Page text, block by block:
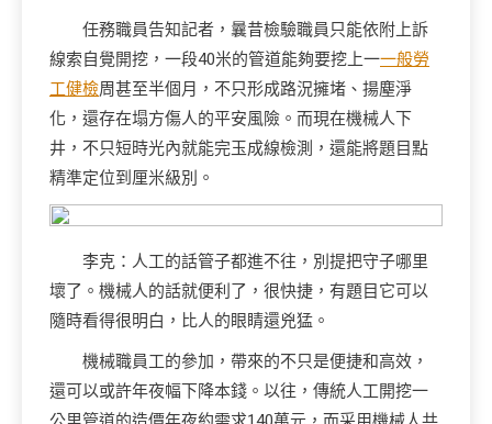
任務職員告知記者，曩昔檢驗職員只能依附上訴
線索自覺開挖，一段40米的管道能夠要挖上一一般勞
工健檢周甚至半個月，不只形成路況擁堵、揚塵淨
化，還存在塌方傷人的平安風險。而現在機械人下
井，不只短時光內就能完玉成線檢測，還能將題目點
精準定位到厘米級別。
李克：人工的話管子都進不往，別提把守子哪里
壞了。機械人的話就便利了，很快捷，有題目它可以
隨時看得很明白，比人的眼睛還兇猛。
機械職員工的參加，帶來的不只是便捷和高效，
還可以或許年夜幅下降本錢。以往，傳統人工開挖一